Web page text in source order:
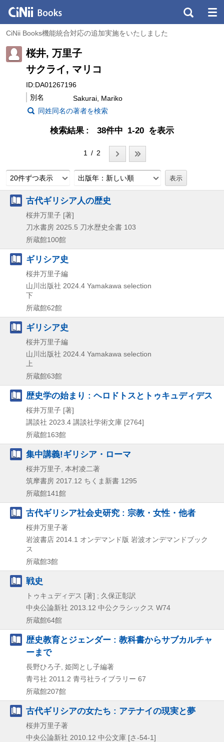
CiNii Books機能統合対応の追加実施をいたしました
桜井, 万里子
サクライ, マリコ
ID:DA01267196
別名
Sakurai, Mariko
同姓同名の著者を検索
検索結果 38件中 1-20 を表示
1 / 2
20件ずつ表示 出版年：新しい順
古代ギリシア人の歴史
桜井万里子 [著]
刀水書房 2025.5 刀水歴史全書 103
所蔵館100館
ギリシア史
桜井万里子編
山川出版社 2024.4 Yamakawa selection
下
所蔵館62館
ギリシア史
桜井万里子編
山川出版社 2024.4 Yamakawa selection
上
所蔵館63館
歴史学の始まり : ヘロドトスとトゥキュディデス
桜井万里子 [著]
講談社 2023.4 講談社学術文庫 [2764]
所蔵館163館
集中講義!ギリシア・ローマ
桜井万里子, 本村凌二著
筑摩書房 2017.12 ちくま新書 1295
所蔵館141館
古代ギリシア社会史研究 : 宗教・女性・他者
桜井万里子著
岩波書店 2014.1 オンデマンド版 岩波オンデマンドブック
ス
所蔵館3館
戦史
トゥキュディデス [著] ; 久保正彰訳
中央公論新社 2013.12 中公クラシックス W74
所蔵館64館
歴史教育とジェンダー : 教科書からサブカルチャ
ーまで
長野ひろ子, 姫岡とし子編著
青弓社 2011.2 青弓社ライブラリー 67
所蔵館207館
古代ギリシアの女たち : アテナイの現実と夢
桜井万里子著
中央公論新社 2010.12 中公文庫 [さ-54-1]